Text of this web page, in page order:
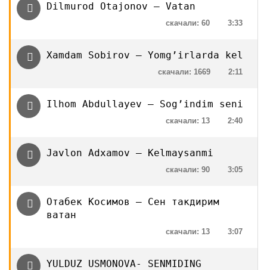
Dilmurod Otajonov — Vatan
3:33
скачали: 60
Xamdam Sobirov — Yomg’irlarda kel
2:11
скачали: 1669
Ilhom Abdullayev — Sog’indim seni
2:40
скачали: 13
Javlon Adxamov — Kelmaysanmi
3:05
скачали: 90
Отабек Косимов — Сен такдирим
ватан
3:07
скачали: 13
YULDUZ USMONOVA- SENMIDING